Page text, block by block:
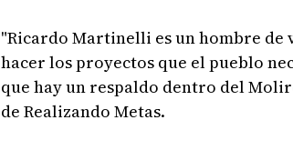
"Ricardo Martinelli es un hombre de
hacer los proyectos que el pueblo
que hay un respaldo dentro del
de Realizando Metas.